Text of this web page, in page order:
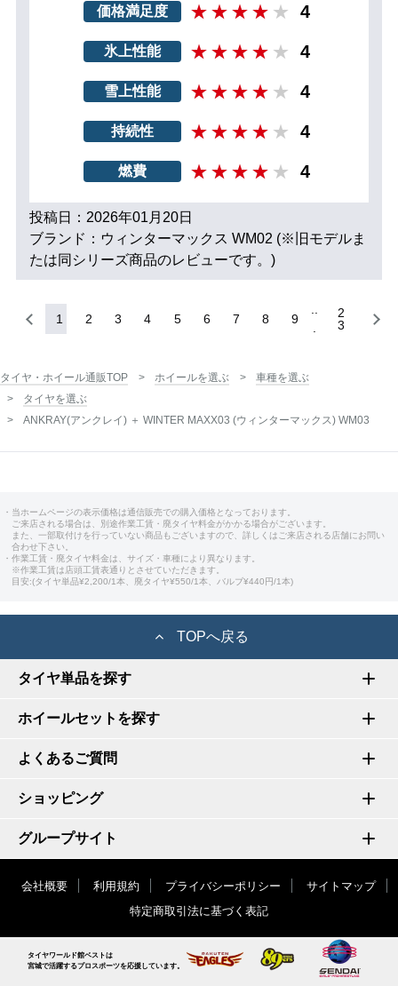
価格満足度 4
氷上性能 4
雪上性能 4
持続性 4
燃費 4
投稿日：2026年01月20日
ブランド：ウィンターマックス WM02 (※旧モデルま
たは同シリーズ商品のレビューです。)
1 2 3 4 5 6 7 8 9
2
3
タイヤ・ホイール通販TOP ホイールを選ぶ
車種を選ぶ
タイヤを選ぶ
ANKRAY(アンクレイ) ＋ WINTER MAXX03 (ウィンターマックス) WM03
・当ホームページの表示価格は通信販売での購入価格となっております。
ご来店される場合は、別途作業工賃・廃タイヤ料金がかかる場合がございます。
また、一部取付けを行っていない商品もございますので、詳しくはご来店される店舗にお問い
合わせ下さい。
・作業工賃・廃タイヤ料金は、サイズ・車種により異なります。
※作業工賃は店頭工賃表通りとさせていただきます。
目安:(タイヤ単品¥2,200/1本、廃タイヤ¥550/1本、バルブ¥440円/1本)
TOPへ戻る
タイヤ単品を探す
ホイールセットを探す
よくあるご質問
ショッピング
グループサイト
会社概要 利用規約 プライバシーポリシー
サイトマップ
特定商取引法に基づく表記
タイヤワールド館ベストは
宮城で活躍するプロスポーツを応援しています。